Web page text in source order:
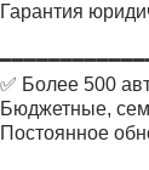
Гарантия
✅ Более 500
Бюджетные,
Постоянное